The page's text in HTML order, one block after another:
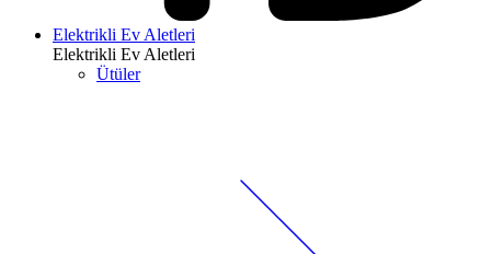
Elektrikli Ev Aletleri
Elektrikli Ev Aletleri
Ütüler